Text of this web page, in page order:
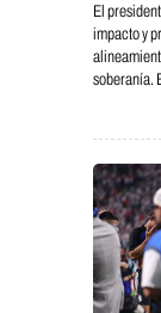
El
impacto y
soberanía.